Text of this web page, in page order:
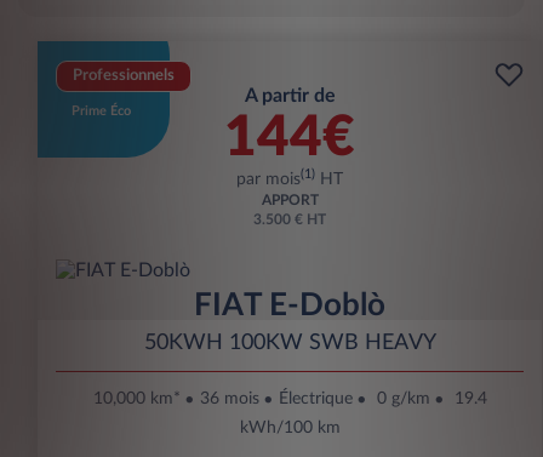
Professionnels
Prime Éco
A partir de
144€
par mois(1) HT
APPORT
3.500 € HT
FIAT E-Doblò
50KWH 100KW SWB HEAVY
10,000 km* 36 mois Électrique 0 g/km
19.4
kWh/100 km